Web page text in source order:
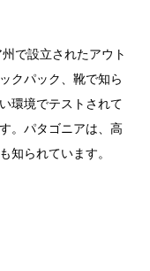
で設立されたアウト
クパック、靴で知ら
環境でテストされて
。パタゴニアは、高
知られています。